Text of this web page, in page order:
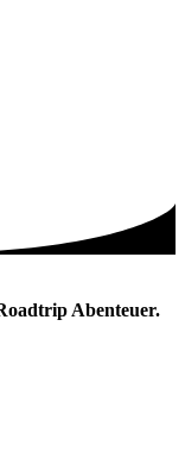
Abenteuer.